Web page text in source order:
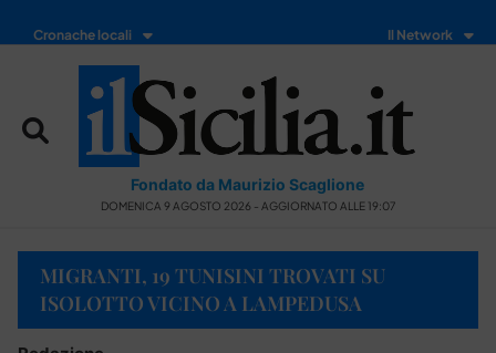
Cronache locali Il Network
Fondato da Maurizio Scaglione
DOMENICA 9 AGOSTO 2026 - AGGIORNATO ALLE 19:07
MIGRANTI, 19 TUNISINI TROVATI SU
ISOLOTTO VICINO A LAMPEDUSA